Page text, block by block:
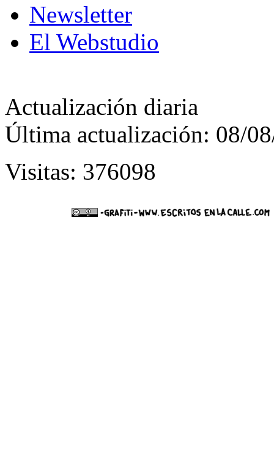
Newsletter
El Webstudio
Actualización diaria
Última actualización: 08/
Visitas: 376098